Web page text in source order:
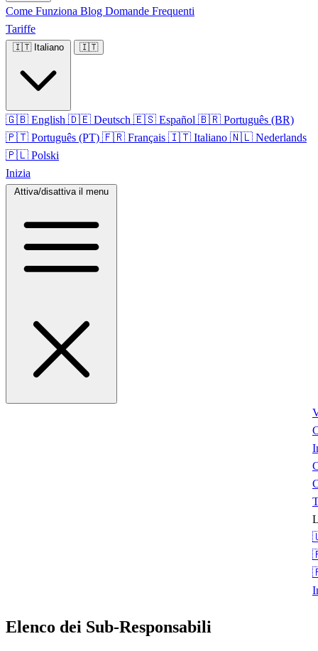
Come Funziona Blog Domande Frequenti
Tariffe
🇮🇹 Italiano 🇮🇹
🇬🇧 English 🇩🇪 Deutsch 🇪🇸 Español 🇧🇷 Português (BR)
🇵🇹 Português (PT) 🇫🇷 Français 🇮🇹 Italiano 🇳🇱 Nederlands
🇵🇱 Polski
Inizia
Attiva/disattiva il menu
Elenco dei Sub-Responsabili